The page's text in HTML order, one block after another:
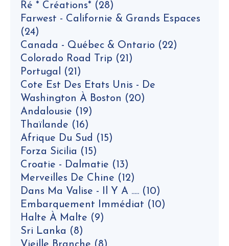
Ré * Créations* (28)
Farwest - Californie & Grands Espaces
(24)
Canada - Québec & Ontario (22)
Colorado Road Trip (21)
Portugal (21)
Cote Est Des Etats Unis - De
Washington À Boston (20)
Andalousie (19)
Thaïlande (16)
Afrique Du Sud (15)
Forza Sicilia (15)
Croatie - Dalmatie (13)
Merveilles De Chine (12)
Dans Ma Valise - Il Y A ..... (10)
Embarquement Immédiat (10)
Halte À Malte (9)
Sri Lanka (8)